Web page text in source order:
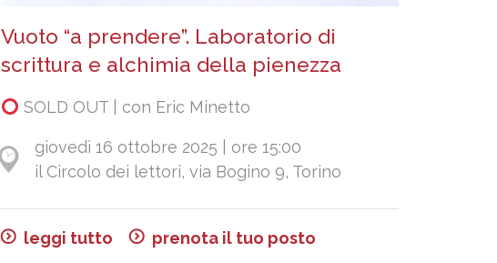
Vuoto “a prendere”. Laboratorio di
scrittura e alchimia della pienezza
SOLD OUT | con Eric Minetto
giovedì 16 ottobre 2025 | ore 15:00
il Circolo dei lettori, via Bogino 9, Torino
leggi tutto prenota il tuo posto